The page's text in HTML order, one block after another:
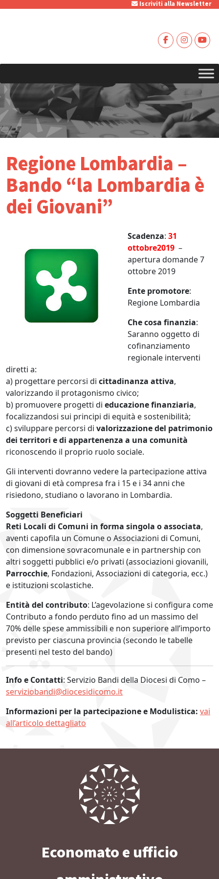
Iscriviti alla Newsletter
Regione Lombardia –
Bando “la Lombardia è
dei Giovani”
Scadenza: 31
ottobre2019 –
apertura domande 7
ottobre 2019
Ente promotore:
Regione Lombardia
Che cosa finanzia:
Saranno oggetto di
cofinanziamento
regionale interventi
diretti a:
a) progettare percorsi di cittadinanza attiva,
valorizzando il protagonismo civico;
b) promuovere progetti di educazione finanziaria,
focalizzandosi sui principi di equità e sostenibilità;
c) sviluppare percorsi di valorizzazione del patrimonio
dei territori e di appartenenza a una comunità
riconoscendo il proprio ruolo sociale.
Gli interventi dovranno vedere la partecipazione attiva
di giovani di età compresa fra i 15 e i 34 anni che
risiedono, studiano o lavorano in Lombardia.
Soggetti Beneficiari
Reti Locali di Comuni in forma singola o associata,
aventi capofila un Comune o Associazioni di Comuni,
con dimensione sovracomunale e in partnership con
altri soggetti pubblici e/o privati (associazioni giovanili,
Parrocchie, Fondazioni, Associazioni di categoria, ecc.)
e istituzioni scolastiche.
Entità del contributo: L’agevolazione si configura come
Contributo a fondo perduto fino ad un massimo del
70% delle spese ammissibili e non superiore all’importo
previsto per ciascuna provincia (secondo le tabelle
presenti nel testo del bando)
Info e Contatti: Servizio Bandi della Diocesi di Como –
serviziobandi@diocesidicomo.it
Informazioni per la partecipazione e Modulistica: vai
all’articolo dettagliato
Economato e ufficio